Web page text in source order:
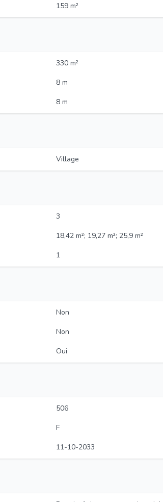
159 m²
330 m²
8 m
8 m
Village
3
18,42 m²; 19,27 m²; 25,9 m²
1
Non
Non
Oui
506
F
11-10-2033